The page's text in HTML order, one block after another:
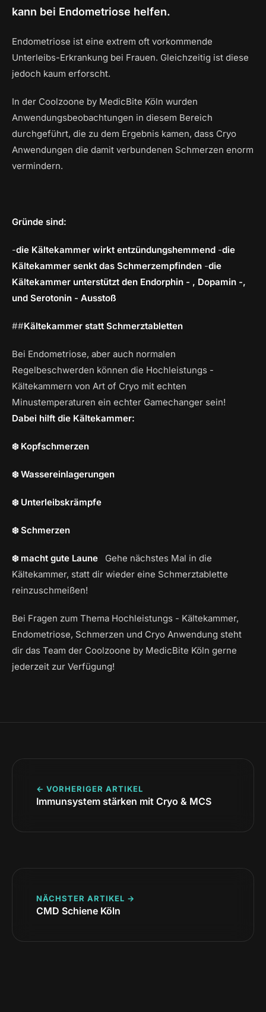
kann bei Endometriose helfen.
Endometriose ist eine extrem oft vorkommende
Unterleibs-Erkrankung bei Frauen. Gleichzeitig ist diese
jedoch kaum erforscht.
In der Coolzoone by MedicBite Köln wurden
Anwendungsbeobachtungen in diesem Bereich
durchgeführt, die zu dem Ergebnis kamen, dass Cryo
Anwendungen die damit verbundenen Schmerzen enorm
vermindern.
Gründe sind:
-die Kältekammer wirkt entzündungshemmend -die
Kältekammer senkt das Schmerzempfinden -die
Kältekammer unterstützt den Endorphin - , Dopamin -,
und Serotonin - Ausstoß
##Kältekammer statt Schmerztabletten
Bei Endometriose, aber auch normalen
Regelbeschwerden können die Hochleistungs -
Kältekammern von Art of Cryo mit echten
Minustemperaturen ein echter Gamechanger sein!
Dabei hilft die Kältekammer:
❄️ Kopfschmerzen
❄️ Wassereinlagerungen
❄️ Unterleibskrämpfe
❄️ Schmerzen
❄️ macht gute Laune Gehe nächstes Mal in die
Kältekammer, statt dir wieder eine Schmerztablette
reinzuschmeißen!
Bei Fragen zum Thema Hochleistungs - Kältekammer,
Endometriose, Schmerzen und Cryo Anwendung steht
dir das Team der Coolzoone by MedicBite Köln gerne
jederzeit zur Verfügung!
← VORHERIGER ARTIKEL
Immunsystem stärken mit Cryo & MCS
NÄCHSTER ARTIKEL →
CMD Schiene Köln